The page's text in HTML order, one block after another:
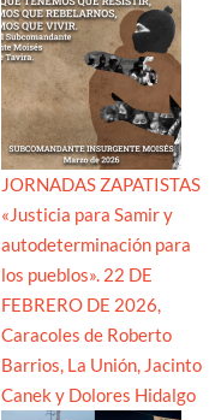
JORNADAS ZAPATISTAS
«Justicia para Samir y
autodeterminación para
los pueblos». 22 DE
FEBRERO DE 2026,
Caracoles de Roberto
Barrios, La Unión, Jacinto
Canek y Dolores Hidalgo